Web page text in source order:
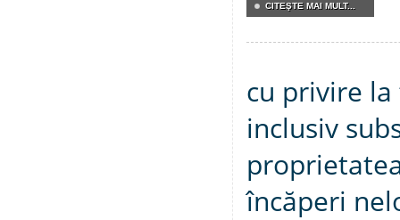
CITEŞTE MAI MULT...
cu privire
inclusiv
încăperi